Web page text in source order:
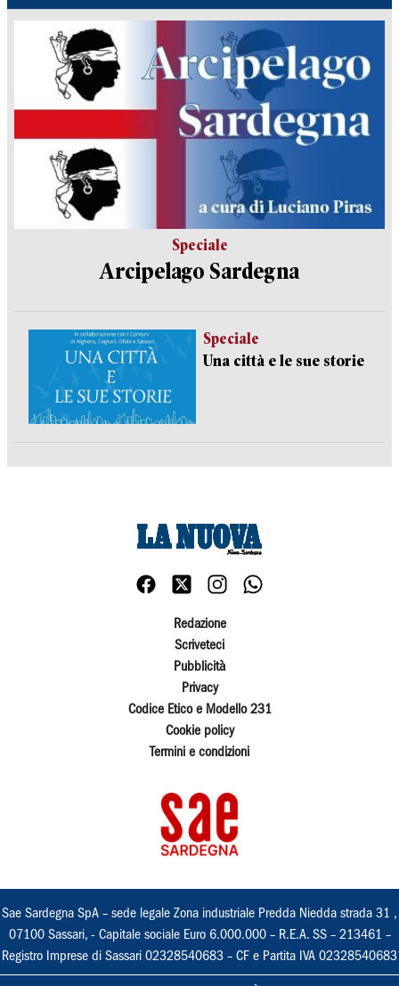
Speciale
Arcipelago Sardegna
Speciale
Una città e le sue storie
Redazione
Scriveteci
Pubblicità
Privacy
Codice Etico e Modello 231
Cookie policy
Termini e condizioni
Sae Sardegna SpA – sede legale Zona industriale Predda Niedda strada 31 ,
07100 Sassari, - Capitale sociale Euro 6.000.000 – R.E.A. SS – 213461 –
Registro Imprese di Sassari 02328540683 – CF e Partita IVA 02328540683